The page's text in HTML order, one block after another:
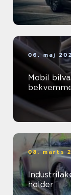
06. maj
Mobil
08. marts
holder